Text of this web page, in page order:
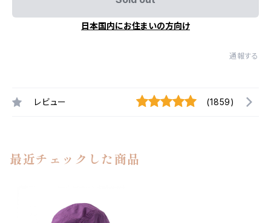
日本国内にお住まいの方向け
通報する
レビュー (1859)
最近チェックした商品